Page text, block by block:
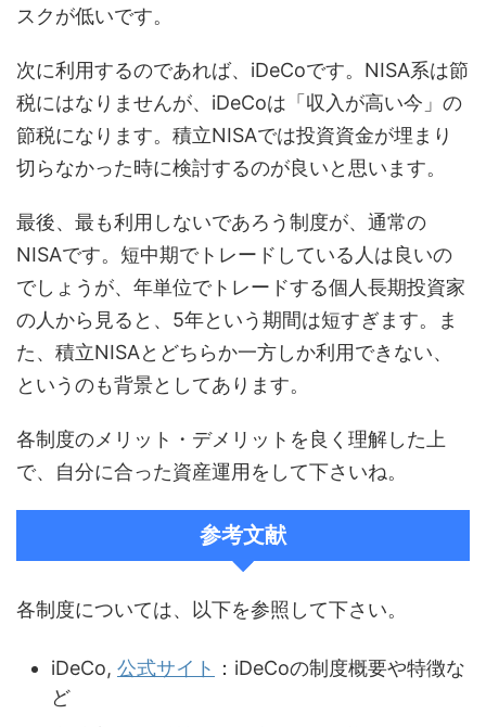
スクが低いです。
次に利用するのであれば、iDeCoです。NISA系は節
税にはなりませんが、iDeCoは「収入が高い今」の
節税になります。積立NISAでは投資資金が埋まり
切らなかった時に検討するのが良いと思います。
最後、最も利用しないであろう制度が、通常の
NISAです。短中期でトレードしている人は良いの
でしょうが、年単位でトレードする個人長期投資家
の人から見ると、5年という期間は短すぎます。ま
た、積立NISAとどちらか一方しか利用できない、
というのも背景としてあります。
各制度のメリット・デメリットを良く理解した上
で、自分に合った資産運用をして下さいね。
参考文献
各制度については、以下を参照して下さい。
iDeCo, 公式サイト ：iDeCoの制度概要や特徴な
ど